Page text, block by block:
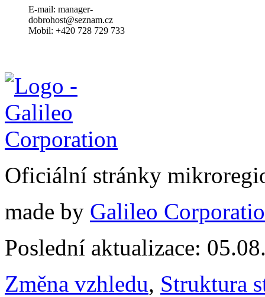
E-mail: manager-
dobrohost@seznam.cz
Mobil: +420 728 729 733
Oficiální stránky
made by Galileo
Poslední aktualizace:
Změna vzhledu, Struktura